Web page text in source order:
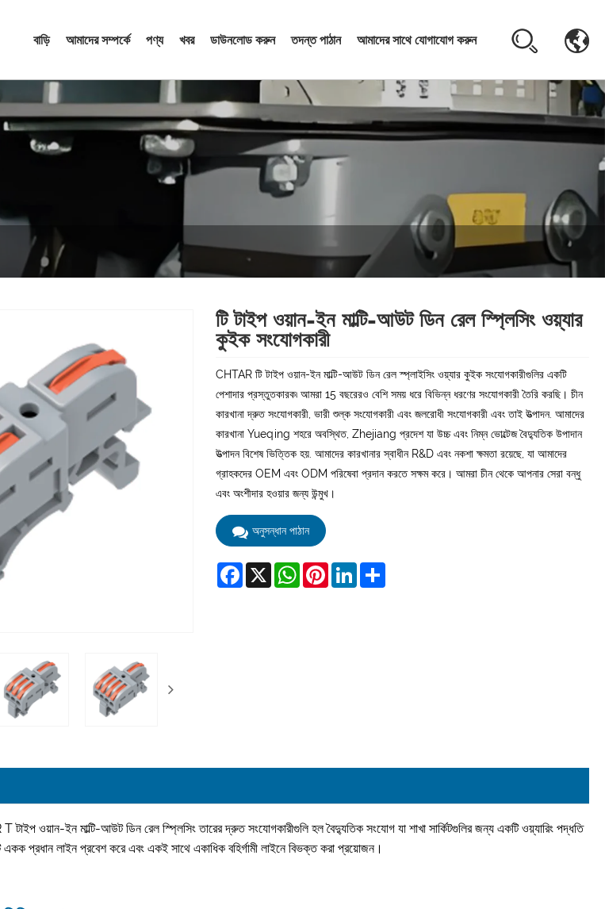
বাড়ি আমাদের সম্পর্কে পণ্য খবর ডাউনলোড করুন তদন্ত পাঠান আমাদের সাথে যোগাযোগ করুন
টি টাইপ ওয়ান-ইন মাল্টি-আউট ডিন রেল স্প্লিসিং ওয়্যার
কুইক সংযোগকারী
CHTAR টি টাইপ ওয়ান-ইন মাল্টি-আউট ডিন রেল স্প্লাইসিং ওয়্যার কুইক সংযোগকারীগুলির একটি
পেশাদার প্রস্তুতকারক৷ আমরা 15 বছরেরও বেশি সময় ধরে বিভিন্ন ধরণের সংযোগকারী তৈরি করছি। চীন
কারখানা দ্রুত সংযোগকারী, ভারী শুল্ক সংযোগকারী এবং জলরোধী সংযোগকারী এবং তাই উত্পাদন. আমাদের
কারখানা Yueqing শহরে অবস্থিত, Zhejiang প্রদেশ যা উচ্চ এবং নিম্ন ভোল্টেজ বৈদ্যুতিক উপাদান
উত্পাদন বিশেষ ভিত্তিক হয়. আমাদের কারখানার স্বাধীন R&D এবং নকশা ক্ষমতা রয়েছে, যা আমাদের
গ্রাহকদের OEM এবং ODM পরিষেবা প্রদান করতে সক্ষম করে। আমরা চীন থেকে আপনার সেরা বন্ধু
এবং অংশীদার হওয়ার জন্য উন্মুখ।
অনুসন্ধান পাঠান
Facebook
X WhatsAppPinterestLinkedInShare
ওয়ান-ইন মাল্টি-আউট ডিন রেল স্প্লিসিং তারের দ্রুত সংযোগকারীগুলি হল বৈদ্যুতিক সংযোগ যা শাখা সার্কিটগুলির জন্য একটি ওয়্যারিং পদ্ধতি
একক প্রধান লাইন প্রবেশ করে এবং একই সাথে একাধিক বহির্গামী লাইনে বিভক্ত করা প্রয়োজন।